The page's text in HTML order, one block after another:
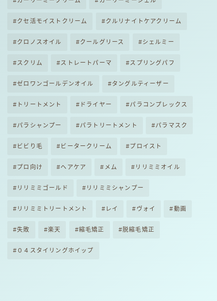
クセ活モイストクリーム クルリナイトケアクリーム
クロノスオイル クールグリース シェルミー
スクリム ストレートパーマ スプリングパフ
ゼロワンゴールデンオイル タングルティーザー
トリートメント ドライヤー パラコンプレックス
パラシャンプー パラトリートメント パラマスク
ビビり毛 ビータークリーム プロイスト
プロ向け ヘアケア メム リリミミオイル
リリミミゴールド リリミミシャンプー
リリミミトリートメント レイ ヴォイ 動画
失敗 楽天 縮毛矯正 脱縮毛矯正
０４スタイリングホイップ